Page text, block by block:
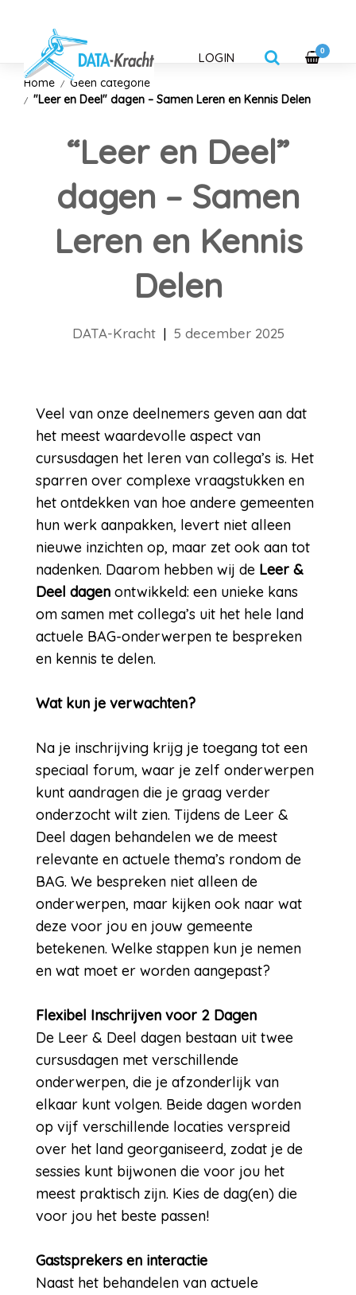
LOGIN 0
Home
Geen categorie
"Leer en Deel" dagen – Samen Leren en Kennis Delen
“Leer en Deel”
dagen – Samen
Leren en Kennis
Delen
DATA-Kracht| 5 december 2025
Veel van onze deelnemers geven aan dat
het meest waardevolle aspect van
cursusdagen het leren van collega’s is. Het
sparren over complexe vraagstukken en
het ontdekken van hoe andere gemeenten
hun werk aanpakken, levert niet alleen
nieuwe inzichten op, maar zet ook aan tot
nadenken. Daarom hebben wij de Leer &
Deel dagen ontwikkeld: een unieke kans
om samen met collega’s uit het hele land
actuele BAG-onderwerpen te bespreken
en kennis te delen.
Wat kun je verwachten?
Na je inschrijving krijg je toegang tot een
speciaal forum, waar je zelf onderwerpen
kunt aandragen die je graag verder
onderzocht wilt zien. Tijdens de Leer &
Deel dagen behandelen we de meest
relevante en actuele thema’s rondom de
BAG. We bespreken niet alleen de
onderwerpen, maar kijken ook naar wat
deze voor jou en jouw gemeente
betekenen. Welke stappen kun je nemen
en wat moet er worden aangepast?
Flexibel Inschrijven voor 2 Dagen
De Leer & Deel dagen bestaan uit twee
cursusdagen met verschillende
onderwerpen, die je afzonderlijk van
elkaar kunt volgen. Beide dagen worden
op vijf verschillende locaties verspreid
over het land georganiseerd, zodat je de
sessies kunt bijwonen die voor jou het
meest praktisch zijn. Kies de dag(en) die
voor jou het beste passen!
Gastsprekers en interactie
Naast het behandelen van actuele